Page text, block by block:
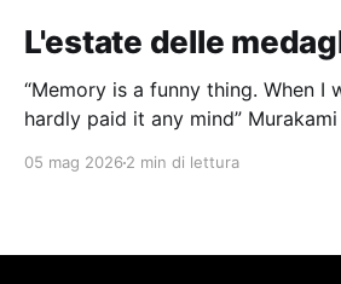
L'estate delle
“Memory is a funny thing. When I
hardly paid it any mind” Murakami Un po’ di tempo fa
il momento più bello dei
05 mag 2026 2 min di lettura